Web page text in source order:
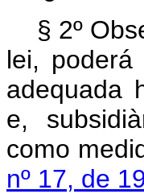
§ 2º
lei, poderá
adequada
e,
como
nº 17, de